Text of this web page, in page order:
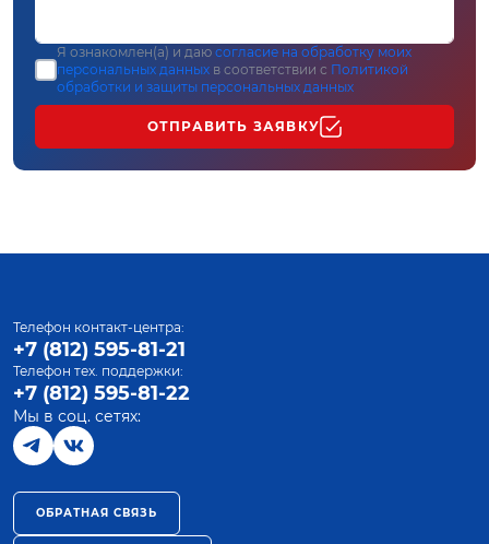
Я ознакомлен(а) и даю согласие на обработку моих
персональных данных в соответствии с Политикой
обработки и защиты персональных данных
ОТПРАВИТЬ ЗАЯВКУ
Телефон контакт-центра:
+7 (812) 595-81-21
Телефон тех. поддержки:
+7 (812) 595-81-22
Мы в соц. сетях:
ОБРАТНАЯ СВЯЗЬ